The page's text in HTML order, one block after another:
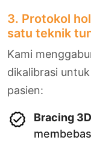
3. Protokol
satu teknik
Kami
dikalibrasi
pasien:
Bracing